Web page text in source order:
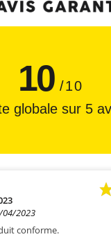
10/10
globale sur 5
04/2023
conforme.